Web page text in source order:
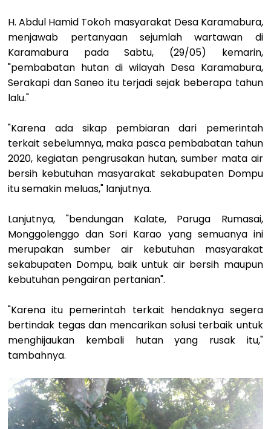
H. Abdul Hamid Tokoh masyarakat Desa Karamabura,
menjawab pertanyaan sejumlah wartawan di
Karamabura pada Sabtu, (29/05) kemarin,
"pembabatan hutan di wilayah Desa Karamabura,
Serakapi dan Saneo itu terjadi sejak beberapa tahun
lalu."
"Karena ada sikap pembiaran dari pemerintah
terkait sebelumnya, maka pasca pembabatan tahun
2020, kegiatan pengrusakan hutan, sumber mata air
bersih kebutuhan masyarakat sekabupaten Dompu
itu semakin meluas," lanjutnya.
Lanjutnya, "bendungan Kalate, Paruga Rumasai,
Monggolenggo dan Sori Karao yang semuanya ini
merupakan sumber air kebutuhan masyarakat
sekabupaten Dompu, baik untuk air bersih maupun
kebutuhan pengairan pertanian".
"Karena itu pemerintah terkait hendaknya segera
bertindak tegas dan mencarikan solusi terbaik untuk
menghijaukan kembali hutan yang rusak itu,"
tambahnya.